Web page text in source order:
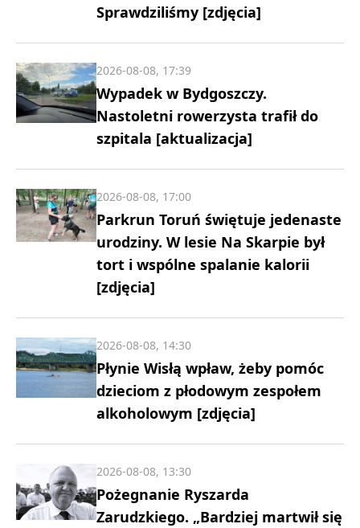
Sprawdziliśmy [zdjęcia]
Wypadek w Bydgoszczy.
Nastoletni rowerzysta trafił do
szpitala [aktualizacja]
2026-08-08, 17:39
Parkrun Toruń świętuje jedenaste
urodziny. W lesie Na Skarpie był
tort i wspólne spalanie kalorii
[zdjęcia]
2026-08-08, 17:00
Płynie Wisłą wpław, żeby pomóc
dzieciom z płodowym zespołem
alkoholowym [zdjęcia]
2026-08-08, 14:30
Pożegnanie Ryszarda
Zarudzkiego. „Bardziej martwił się
2026-08-08, 13:30